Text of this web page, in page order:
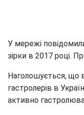
У мережі
зірки в 2017 році.
Наголошується, що
гастролерів в
активно